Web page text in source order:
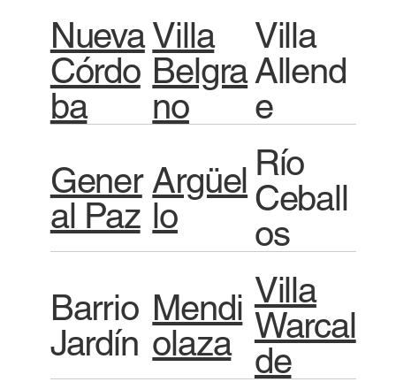
Nueva
Córdo
ba
Villa
Belgra
no
Villa
Allend
e
Gener
al Paz
Argüel
lo
Río
Ceball
os
Barrio
Jardín
Mendi
olaza
Villa
Warcal
de